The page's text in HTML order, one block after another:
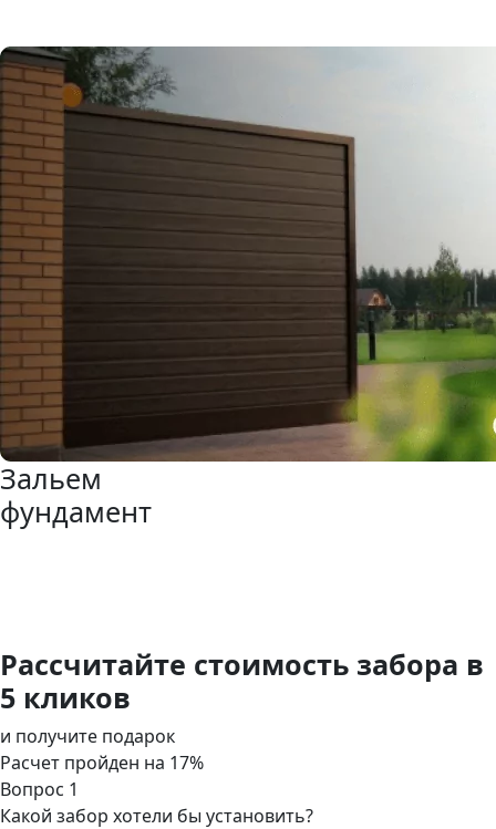
Зальем
фундамент
Рассчитайте стоимость забора в
5 кликов
и получите подарок
Расчет пройден на 17%
Вопрос 1
Какой забор хотели бы установить?